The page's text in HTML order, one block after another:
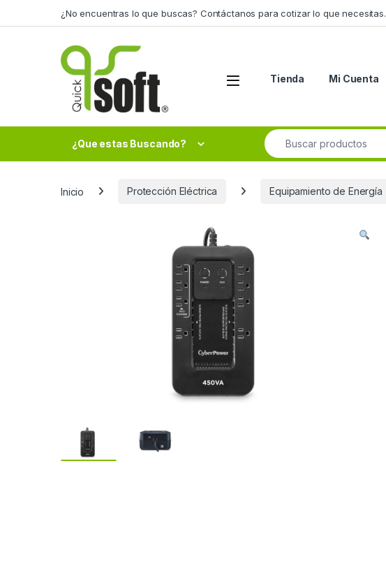
¿No encuentras lo que buscas? Contáctanos para cotizar lo que necesitas.
Tienda Mi Cuenta
¿Que estas Buscando?
Search for:
Inicio Protección Eléctrica Equipamiento de Energía